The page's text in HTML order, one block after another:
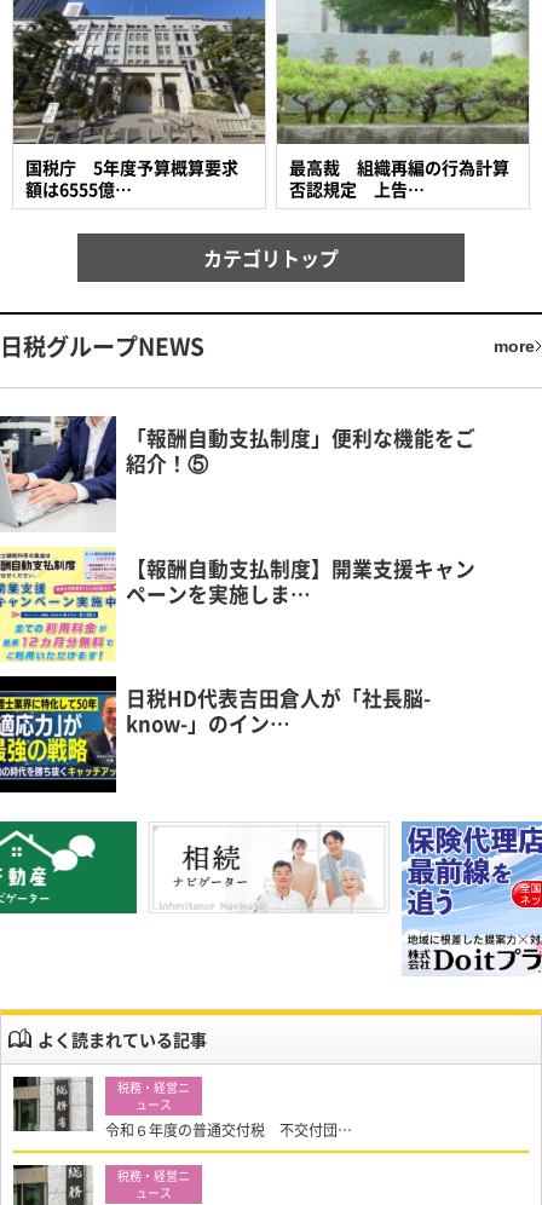
最高裁 組織再編の行為計算
否認規定 上告…
国税庁 5年度予算概算要求
額は6555億…
カテゴリトップ
日税グループNEWS more
「報酬自動支払制度」便利な機能をご
紹介！⑤
【報酬自動支払制度】開業支援キャン
ペーンを実施しま…
日税HD代表吉田倉人が「社長脳-
know-」のイン…
よく読まれている記事
令和６年度の普通交付税 不交付団…